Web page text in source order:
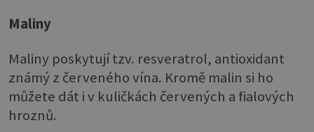
Maliny
Maliny poskytují tzv. resveratrol, antioxidant
známý z červeného vína. Kromě malin si ho
můžete dát i v kuličkách červených a fialových
hroznů.